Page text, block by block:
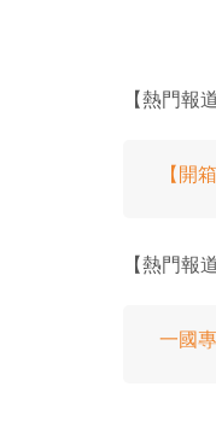
【熱門報
【開
【熱門報
一國